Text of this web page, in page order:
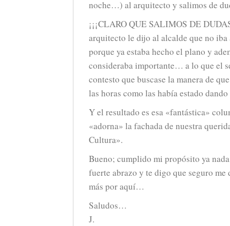
noche…) al arquitecto y salimos de
¡¡¡CLARO QUE SALIMOS DE
arquitecto le dijo al alcalde que no iba
porque ya estaba hecho el plano y
consideraba importante… a lo que el
contesto que buscase la manera de
las horas como las había estado
Y el resultado es esa «fantástica»
«adorna» la fachada de nuestra
Cultura».
Bueno; cumplido mi propósito ya
fuerte abrazo y te digo que seguro me
más por aquí…
Saludos…
J.